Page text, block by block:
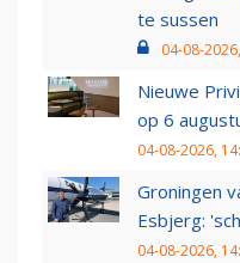
te sussen
04-08-
Nieuwe
op 6
04-08-2026,
Groningen
Esbjerg:
04-08-2026,